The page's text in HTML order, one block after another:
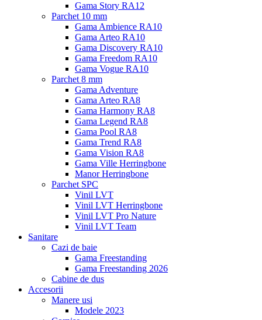
Gama Story RA12
Parchet 10 mm
Gama Ambience RA10
Gama Arteo RA10
Gama Discovery RA10
Gama Freedom RA10
Gama Vogue RA10
Parchet 8 mm
Gama Adventure
Gama Arteo RA8
Gama Harmony RA8
Gama Legend RA8
Gama Pool RA8
Gama Trend RA8
Gama Vision RA8
Gama Ville Herringbone
Manor Herringbone
Parchet SPC
Vinil LVT
Vinil LVT Herringbone
Vinil LVT Pro Nature
Vinil LVT Team
Sanitare
Cazi de baie
Gama Freestanding
Gama Freestanding 2026
Cabine de dus
Accesorii
Manere usi
Modele 2023